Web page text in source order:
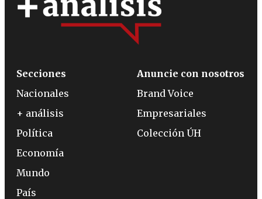
Secciones
Nacionales
+ análisis
Política
Economía
Mundo
País
Anuncie con nosotros
Brand Voice
Empresariales
Colección ÚH